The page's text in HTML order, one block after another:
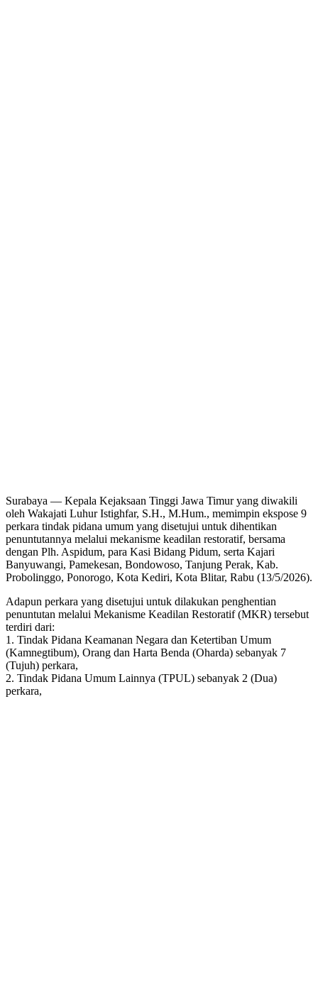
Surabaya — Kepala Kejaksaan Tinggi Jawa Timur yang diwakili
oleh Wakajati Luhur Istighfar, S.H., M.Hum., memimpin ekspose 9
perkara tindak pidana umum yang disetujui untuk dihentikan
penuntutannya melalui mekanisme keadilan restoratif, bersama
dengan Plh. Aspidum, para Kasi Bidang Pidum, serta Kajari
Banyuwangi, Pamekesan, Bondowoso, Tanjung Perak, Kab.
Probolinggo, Ponorogo, Kota Kediri, Kota Blitar, Rabu (13/5/2026).
Adapun perkara yang disetujui untuk dilakukan penghentian
penuntutan melalui Mekanisme Keadilan Restoratif (MKR) tersebut
terdiri dari:
1. Tindak Pidana Keamanan Negara dan Ketertiban Umum
(Kamnegtibum), Orang dan Harta Benda (Oharda) sebanyak 7
(Tujuh) perkara,
2. Tindak Pidana Umum Lainnya (TPUL) sebanyak 2 (Dua)
perkara,